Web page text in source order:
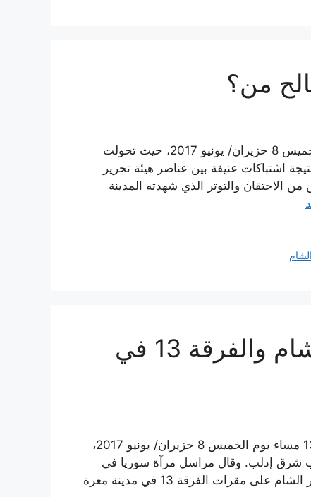
من؟
بدأت شرارة اقتتال جديد بين فصائل المعارضة مساء يوم الخميس 8 حزيران/ يونيو 2017، حيث تحولت
اشتباكات عنيفة بين عناصر هيئة تحرير
مدى يومين من الاحتقان والتوتر الذي شهدته المدينة
قتلى في اقتتال بين تحرير الشام والفرقة 13 في
أدت اشتباكات بين فصيل هيئة تحرير الشام وفصيل الفرقة 13 مساء يوم الخميس 8 حزيران/ يونيو 2017،
شرق إدلب. وقال مراسل مرآة سوريا في
إدلب أحمد خطيب إن اشتباكات اندلعت أثر هجوم هيئة تحرير الشام على مقرات الفرقة 13 في مدينة معرة